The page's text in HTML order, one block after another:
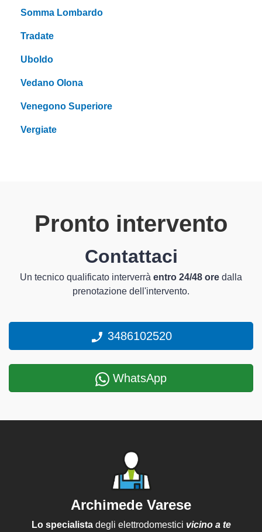
Somma Lombardo
Tradate
Uboldo
Vedano Olona
Venegono Superiore
Vergiate
Pronto intervento
Contattaci
Un tecnico qualificato interverrà entro 24/48 ore dalla
prenotazione dell'intervento.
3486102520
WhatsApp
Archimede Varese
Lo specialistadegli elettrodomestici vicino a te